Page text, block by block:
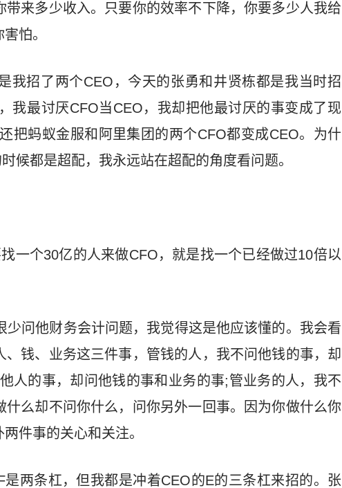
来多少收入。只要你的效率不下降，你要多少人我给
怕。
我招了两个CEO，今天的张勇和井贤栋都是我当时招
我最讨厌CFO当CEO，我却把他最讨厌的事变成了现
把蚂蚁金服和阿里集团的两个CFO都变成CEO。为什
候都是超配，我永远站在超配的角度看问题。
一个30亿的人来做CFO，就是找一个已经做过10倍以
少问他财务会计问题，我觉得这是他应该懂的。我会看
钱、业务这三件事，管钱的人，我不问他钱的事，却
人的事，却问他钱的事和业务的事;管业务的人，我不
么却不问你什么，问你另外一回事。因为你做什么你
件事的关心和关注。
两条杠，但我都是冲着CEO的E的三条杠来招的。张